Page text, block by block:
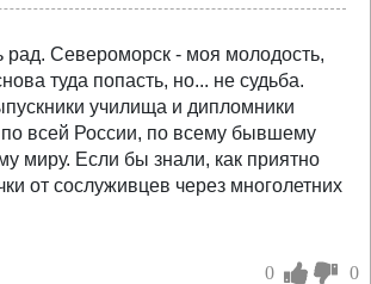
Североморск - моя молодость,
туда попасть, но... не судьба.
училища и дипломники
всей России, по всему бывшему
миру. Если бы знали, как приятно
от сослуживцев через многолетних
0 0